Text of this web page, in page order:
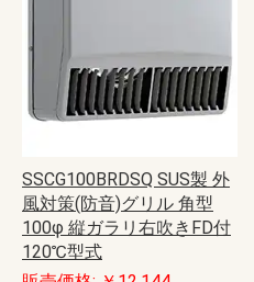
SSCG100BRDSQ SUS製 外
風対策(防音)グリル 角型
100φ 縦ガラリ右吹きFD付
120℃型式